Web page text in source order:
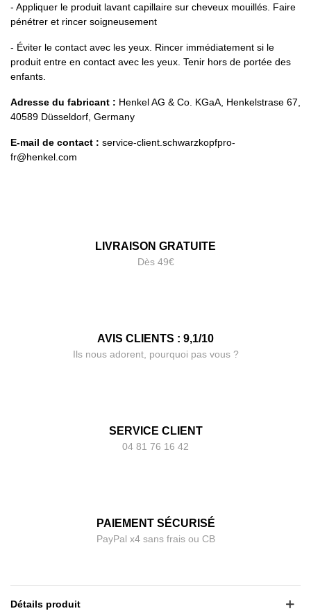
- Appliquer le produit lavant capillaire sur cheveux mouillés. Faire
pénétrer et rincer soigneusement
- Éviter le contact avec les yeux. Rincer immédiatement si le
produit entre en contact avec les yeux. Tenir hors de portée des
enfants.
Adresse du fabricant : Henkel AG & Co. KGaA, Henkelstrase 67,
40589 Düsseldorf, Germany
E-mail de contact : service-client.schwarzkopfpro-
fr@henkel.com
LIVRAISON GRATUITE
Dès 49€
AVIS CLIENTS : 9,1/10
Ils nous adorent, pourquoi pas vous ?
SERVICE CLIENT
04 81 76 16 42
PAIEMENT SÉCURISÉ
PayPal x4 sans frais ou CB
Détails produit